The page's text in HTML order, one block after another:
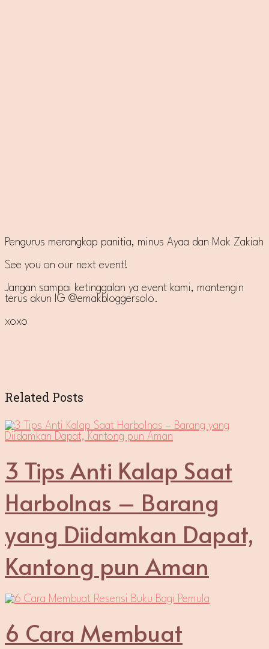
Pengurus merangkap panitia, minus Ayaa dan Mak Zakiah
See you on our next event!
Jangan sampai ketinggalan ya event kami, mantengin
terus akun IG @emakbloggersolo.
xoxo
Related Posts
3 Tips Anti Kalap Saat
Harbolnas – Barang
yang Diidamkan Dapat,
Kantong pun Aman
6 Cara Membuat